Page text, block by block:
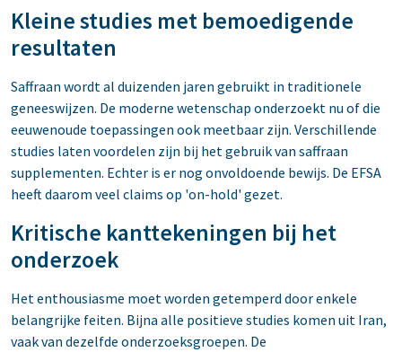
Kleine studies met bemoedigende
resultaten
Saffraan wordt al duizenden jaren gebruikt in traditionele
geneeswijzen. De moderne wetenschap onderzoekt nu of die
eeuwenoude toepassingen ook meetbaar zijn. Verschillende
studies laten voordelen zijn bij het gebruik van saffraan
supplementen. Echter is er nog onvoldoende bewijs. De EFSA
heeft daarom veel claims op 'on-hold' gezet.
Kritische kanttekeningen bij het
onderzoek
Het enthousiasme moet worden getemperd door enkele
belangrijke feiten. Bijna alle positieve studies komen uit Iran,
vaak van dezelfde onderzoeksgroepen. De